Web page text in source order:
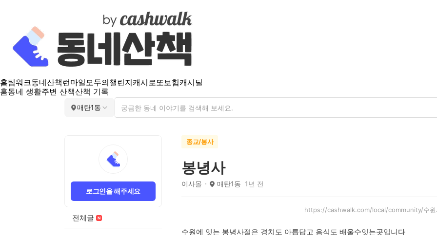
홈팀워크동네산책 런마일모두의챌린지캐시로또보험캐시딜
홈동네 생활주변 산책산책 기록
매탄1동
로그인을 해주세요
전체글
종교/봉사
봉녕사
이사몰 매탄1동 1년 전
https://cashwalk.com/local/community/수
수원에 잇는 봉녕사절은 경치도 아릅답고 음식도 배울수잇는곳입니다